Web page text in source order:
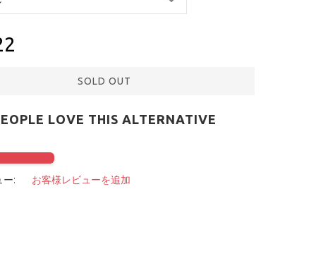
SOLD OUT
LOVE THIS ALTERNATIVE
it out
ー:
お客様レビューを追加